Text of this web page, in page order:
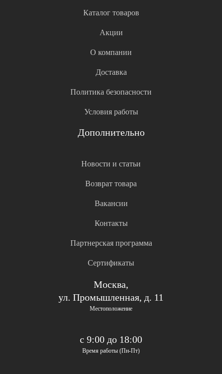
Каталог товаров
Акции
О компании
Доставка
Политика безопасности
Условия работы
Дополнительно
Новости и статьи
Возврат товара
Вакансии
Контакты
Партнерская программа
Сертификаты
Москва,
ул. Промышленная, д. 11
Местоположение
с 9:00 до 18:00
Время работы (Пн-Пт)